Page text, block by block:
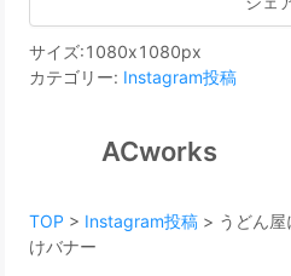
サイズ:1080x1080px
カテゴリー: Instagram投稿
ACworks
TOP > Instagram投稿 > うどん
けバナー